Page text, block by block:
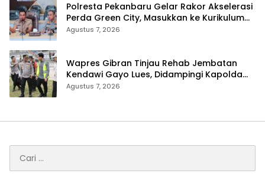
Polresta Pekanbaru Gelar Rakor Akselerasi
Perda Green City, Masukkan ke Kurikulum
Sekolah
Agustus 7, 2026
Wapres Gibran Tinjau Rehab Jembatan
Kendawi Gayo Lues, Didampingi Kapolda
Aceh
Agustus 7, 2026
untuk: